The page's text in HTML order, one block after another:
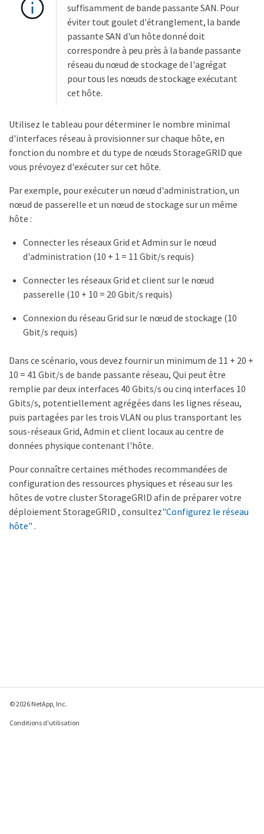
suffisamment de bande passante SAN. Pour
éviter tout goulet d'étranglement, la bande
passante SAN d'un hôte donné doit
correspondre à peu près à la bande passante
réseau du nœud de stockage de l'agrégat
pour tous les nœuds de stockage exécutant
cet hôte.
Utilisez le tableau pour déterminer le nombre minimal
d'interfaces réseau à provisionner sur chaque hôte, en
fonction du nombre et du type de nœuds StorageGRID que
vous prévoyez d'exécuter sur cet hôte.
Par exemple, pour exécuter un nœud d'administration, un
nœud de passerelle et un nœud de stockage sur un même
hôte :
Connecter les réseaux Grid et Admin sur le nœud
d'administration (10 + 1 = 11 Gbit/s requis)
Connecter les réseaux Grid et client sur le nœud
passerelle (10 + 10 = 20 Gbit/s requis)
Connexion du réseau Grid sur le nœud de stockage (10
Gbit/s requis)
Dans ce scénario, vous devez fournir un minimum de 11 + 20 +
10 = 41 Gbit/s de bande passante réseau, Qui peut être
remplie par deux interfaces 40 Gbits/s ou cinq interfaces 10
Gbits/s, potentiellement agrégées dans les lignes réseau,
puis partagées par les trois VLAN ou plus transportant les
sous-réseaux Grid, Admin et client locaux au centre de
données physique contenant l'hôte.
Pour connaître certaines méthodes recommandées de
configuration des ressources physiques et réseau sur les
hôtes de votre cluster StorageGRID afin de préparer votre
déploiement StorageGRID , consultez"Configurez le réseau
hôte" .
© 2026 NetApp, Inc.
Conditions d'utilisation